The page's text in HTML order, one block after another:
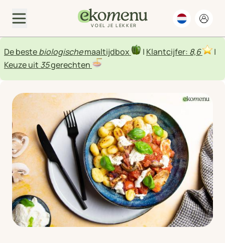
VOEL JE LEKKER
De bestebiologischemaaltijdbox | Klantcijfer: 8,6
|
Keuze uit 35gerechten